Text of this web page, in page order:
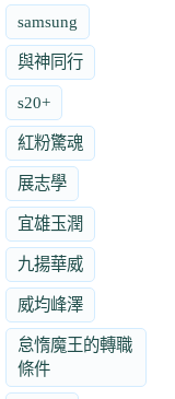
samsung
與神同行
s20+
紅粉驚魂
展志學
宜雄玉潤
九揚華威
威均峰澤
怠惰魔王的轉職
條件